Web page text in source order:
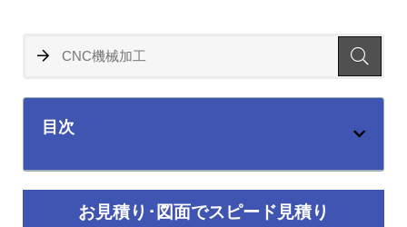
目次
お見積り･図面でスピード見積り